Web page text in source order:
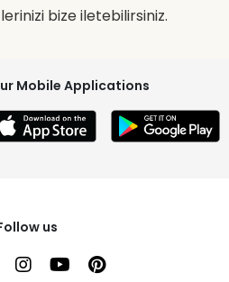
bize iletebilirsiniz.
Mobile Applications
us